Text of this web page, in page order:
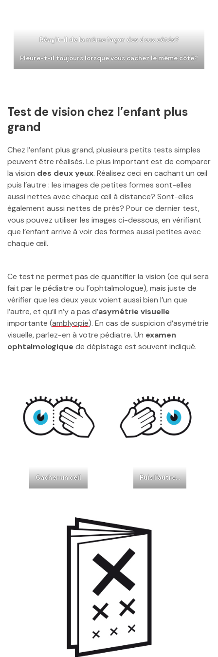
Réagit-il de la même façon des deux côtés?
Pleure-t-il toujours lorsque vous cachez le même côté?
Test de vision chez l’enfant plus
grand
Chez l’enfant plus grand, plusieurs petits tests simples
peuvent être réalisés. Le plus important est de comparer
la vision des deux yeux. Réalisez ceci en cachant un œil
puis l’autre : les images de petites formes sont-elles
aussi nettes avec chaque œil à distance? Sont-elles
également aussi nettes de près? Pour ce dernier test,
vous pouvez utiliser les images ci-dessous, en vérifiant
que l’enfant arrive à voir des formes aussi petites avec
chaque œil.
Ce test ne permet pas de quantifier la vision (ce qui sera
fait par le pédiatre ou l’ophtalmologue), mais juste de
vérifier que les deux yeux voient aussi bien l’un que
l’autre, et qu’il n’y a pas d’asymétrie visuelle
importante (amblyopie). En cas de suspicion d’asymétrie
visuelle, parlez-en à votre pédiatre. Un examen
ophtalmologique de dépistage est souvent indiqué.
Cacher un oeil Puis l’autre…